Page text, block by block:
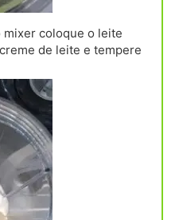
coloque o leite
de leite e tempere